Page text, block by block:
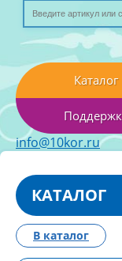
Каталог
info@10kor.ru
КАТАЛОГ
В каталог